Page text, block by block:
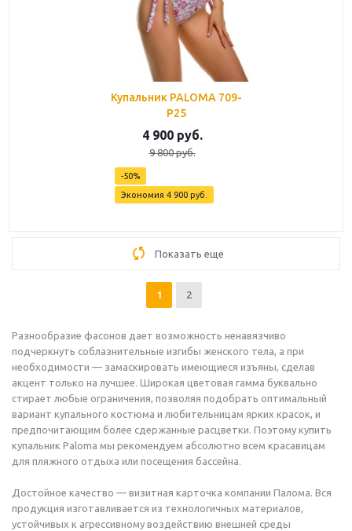
Купальник PALOMA 709-
P25
4 900руб.
9 800руб.
-50%
Экономия 4 900руб.
Показать еще
1 2
Разнообразие фасонов дает возможность ненавязчиво
подчеркнуть соблазнительные изгибы женского тела, а при
необходимости — замаскировать имеющиеся изъяны, сделав
акцент только на лучшее. Широкая цветовая гамма буквально
стирает любые ограничения, позволяя подобрать оптимальный
вариант купального костюма и любительницам ярких красок, и
предпочитающим более сдержанные расцветки. Поэтому купить
купальник Paloma мы рекомендуем абсолютно всем красавицам
для пляжного отдыха или посещения бассейна.
Достойное качество — визитная карточка компании Палома. Вся
продукция изготавливается из технологичных материалов,
устойчивых к агрессивному воздействию внешней среды